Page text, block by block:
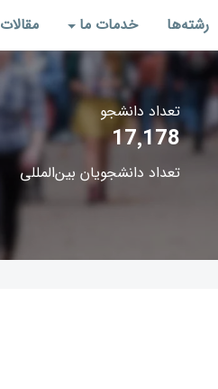
رشته‌‌ها خدمات ما مقالات
تعداد دانشجو
17٬178
تعداد دانشجویان بین‌المللی